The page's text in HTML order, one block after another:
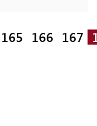
165 166 167